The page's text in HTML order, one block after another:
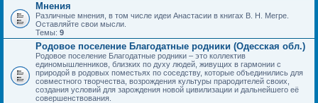
Мнения
Различные мнения, в том числе идеи Анастасии в книгах В. Н. Мегре.
Оставляйте свои мысли.
Темы: 9
Родовое поселение Благодатные родники (Одесская обл.)
Родовое поселение Благодатные родники – это коллектив
единомышленников, близких по духу людей, живущих в гармонии с
природой в родовых поместьях по соседству, которые объединились для
совместного творчества, возрождения культуры прародителей своих,
создания условий для зарождения новой цивилизации и дальнейшего её
совершенствования.